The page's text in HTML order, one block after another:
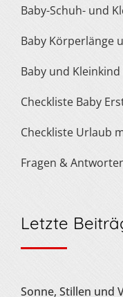
Baby-Schuh- und
Baby Körperlänge
Baby und
Checkliste Baby
Checkliste Urlaub
Fragen &
Letzte
Sonne, Stillen und